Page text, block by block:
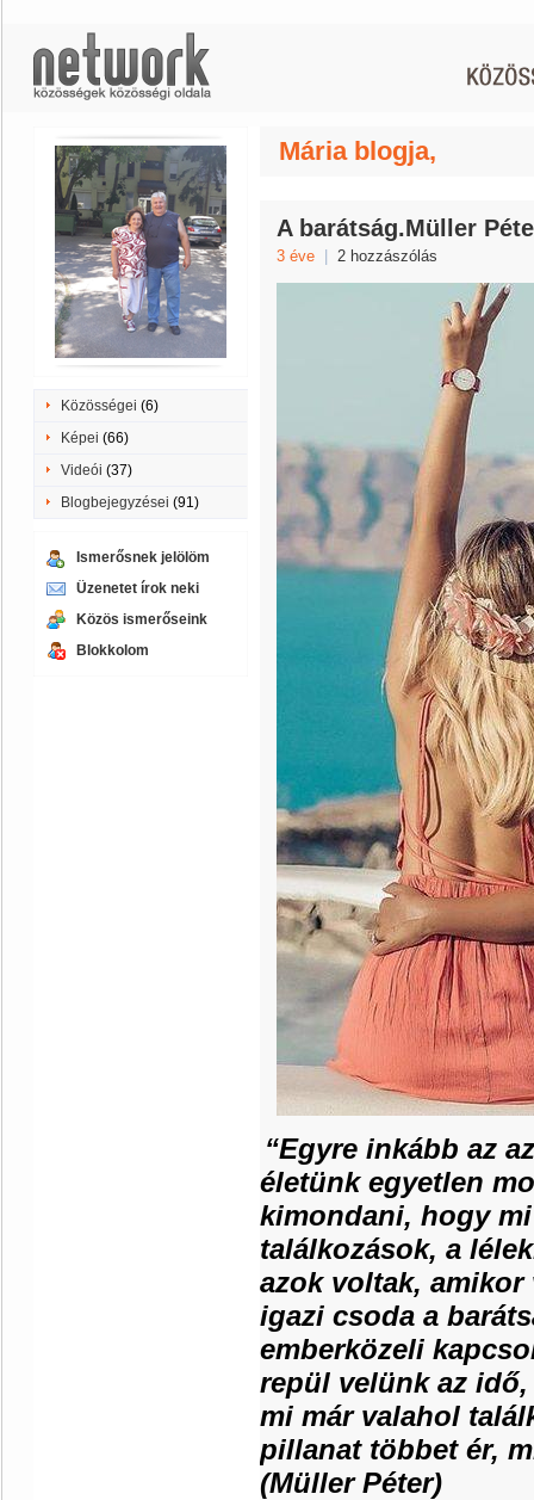
Közösségei (6)
Képei (66)
Videói (37)
Blogbejegyzései (91)
Ismerősnek jelölöm
Üzenetet írok neki
Közös ismerőseink
Blokkolom
Mária blogja,
A barátság.Müller
3 éve 2 hozzászólás
“Egyre inkább az
életünk egyetlen
kimondani, hogy
találkozások, a
azok voltak, amikor
igazi csoda a
emberközeli
repül velünk az
mi már valahol
pillanat többet ér,
(Müller Péter)